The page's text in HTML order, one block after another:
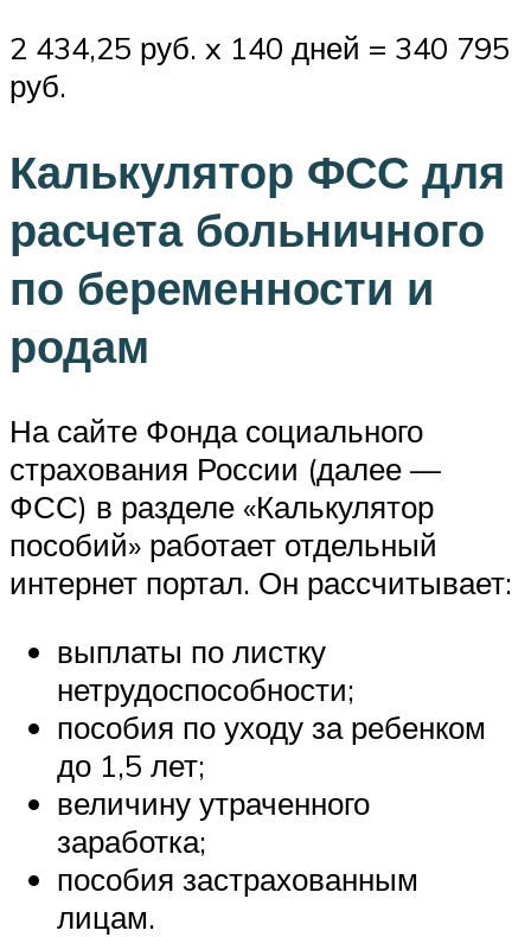
2 434,25 руб. x 140 дней = 340 795
руб.
Калькулятор ФСС для
расчета больничного
по беременности и
родам
На сайте Фонда социального
страхования России (далее —
ФСС) в разделе «Калькулятор
пособий» работает отдельный
интернет портал. Он рассчитывает:
выплаты по листку
нетрудоспособности;
пособия по уходу за ребенком
до 1,5 лет;
величину утраченного
заработка;
пособия застрахованным
лицам.